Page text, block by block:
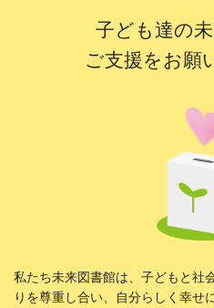
子ども達の
ご支援をお願
私たち未来図書館は、子どもと社
りを尊重し合い、自分らしく幸せ